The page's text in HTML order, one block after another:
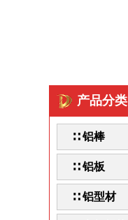
产品分类
∷ 铝棒
∷ 铝板
∷ 铝型材